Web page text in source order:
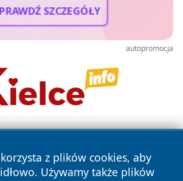
SZCZEGÓŁY
autopromocja
z plików cookies, aby
Używamy także plików